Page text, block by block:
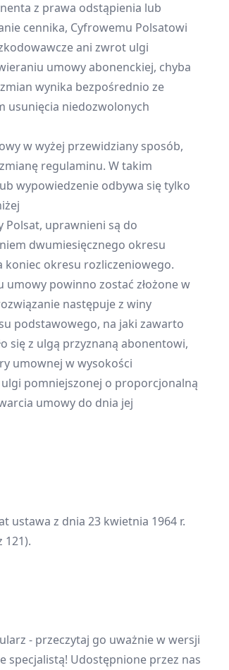
z prawa odstąpienia lub
cennika, Cyfrowemu Polsatowi
ani zwrot ulgi
umowy abonenckiej, chyba
wynika bezpośrednio ze
usunięcia niedozwolonych
w wyżej przewidziany sposób,
regulaminu. W takim
wypowiedzenie odbywa się tylko
Polsat, uprawnieni są do
dwumiesięcznego okresu
okresu rozliczeniowego.
umowy powinno zostać złożone w
następuje z winy
podstawowego, na jaki zawarto
się z ulgą przyznaną abonentowi,
umownej w wysokości
pomniejszonej o proporcjonalną
umowy do dnia jej
ustawa z dnia 23 kwietnia 1964 r.
121).
- przeczytaj go uważnie w wersji
specjalistą! Udostępnione przez nas